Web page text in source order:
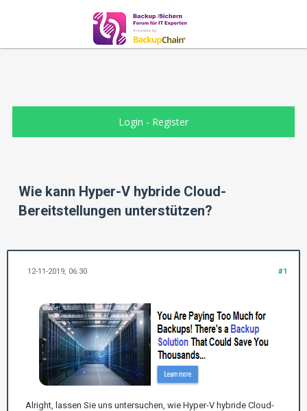
Login - Register
Wie kann Hyper-V hybride Cloud-
Bereitstellungen unterstützen?
#1
12-11-2019, 06:30
Alright, lassen Sie uns untersuchen, wie Hyper-V hybride Cloud-